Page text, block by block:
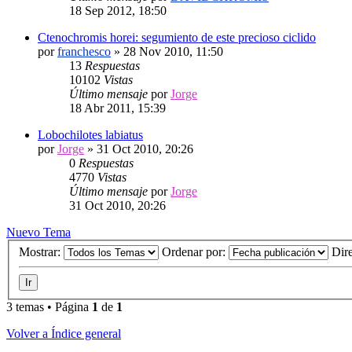
18 Sep 2012, 18:50
Ctenochromis horei: segumiento de este precioso ciclido
porfranchesco » 28 Nov 2010, 11:50
13 Respuestas
10102 Vistas
Último mensaje porJorge
18 Abr 2011, 15:39
Lobochilotes labiatus
porJorge » 31 Oct 2010, 20:26
0 Respuestas
4770 Vistas
Último mensaje porJorge
31 Oct 2010, 20:26
Nuevo Tema
Mostrar:
Ordenar por:
3 temas • Página 1 de 1
Volver a Índice general